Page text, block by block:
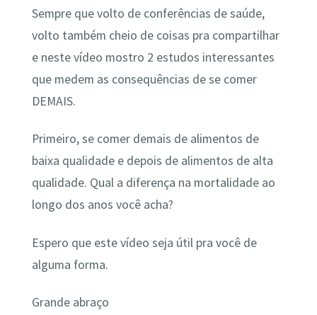
Sempre que volto de conferências de saúde,
volto também cheio de coisas pra compartilhar
e neste vídeo mostro 2 estudos interessantes
que medem as consequências de se comer
DEMAIS.
Primeiro, se comer demais de alimentos de
baixa qualidade e depois de alimentos de alta
qualidade. Qual a diferença na mortalidade ao
longo dos anos você acha?
Espero que este vídeo seja útil pra você de
alguma forma.
Grande abraço